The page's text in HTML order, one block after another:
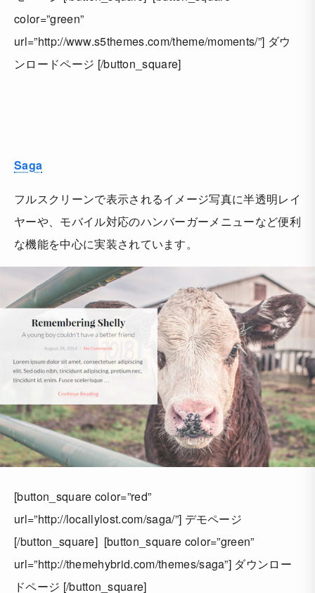
color=”green”
url=”http://www.s5themes.com/theme/moments/”] ダウ
ンロードページ [/button_square]
Saga
フルスクリーンで表示されるイメージ写真に半透明レイ
ヤーや、モバイル対応のハンバーガーメニューなど便利
な機能を中心に実装されています。
[button_square color=”red”
url=”http://locallylost.com/saga/”] デモページ
[/button_square] [button_square color=”green”
url=”http://themehybrid.com/themes/saga”] ダウンロー
ドページ [/button_square]